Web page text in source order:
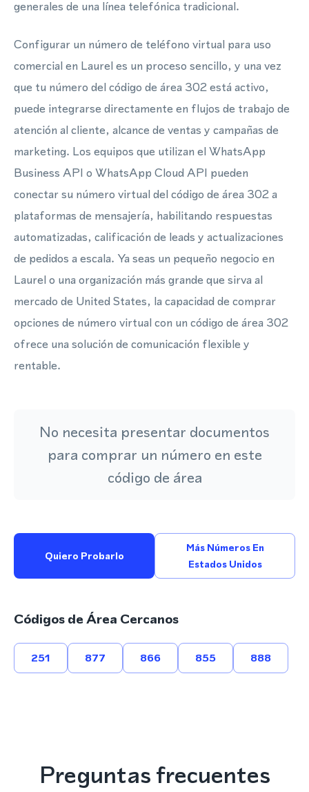
generales de una línea telefónica tradicional.
Configurar un número de teléfono virtual para uso
comercial en Laurel es un proceso sencillo, y una vez
que tu número del código de área 302 está activo,
puede integrarse directamente en flujos de trabajo de
atención al cliente, alcance de ventas y campañas de
marketing. Los equipos que utilizan el WhatsApp
Business API o WhatsApp Cloud API pueden
conectar su número virtual del código de área 302 a
plataformas de mensajería, habilitando respuestas
automatizadas, calificación de leads y actualizaciones
de pedidos a escala. Ya seas un pequeño negocio en
Laurel o una organización más grande que sirva al
mercado de United States, la capacidad de comprar
opciones de número virtual con un código de área 302
ofrece una solución de comunicación flexible y
rentable.
No necesita presentar documentos
para comprar un número en este
código de área
Quiero Probarlo
Más Números En
Estados Unidos
Códigos de Área Cercanos
251 877 866 855 888
Preguntas frecuentes